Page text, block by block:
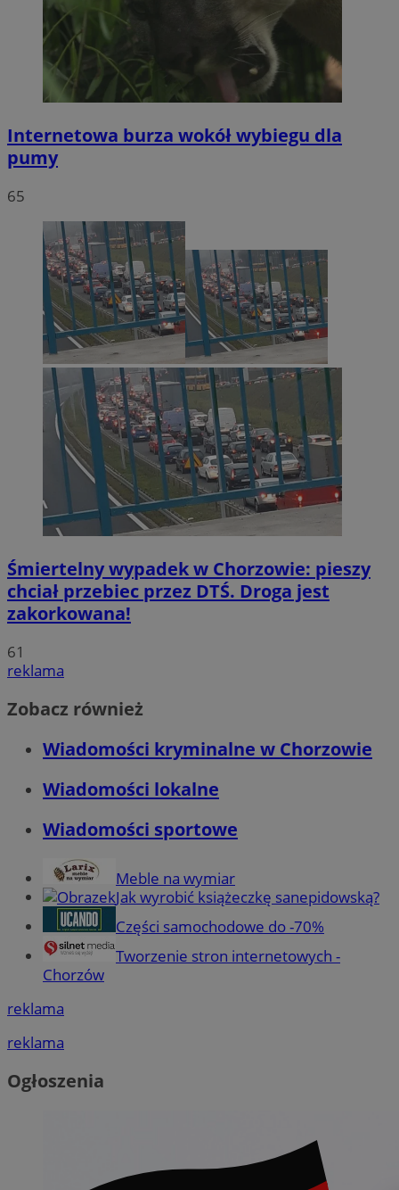
Internetowa burza wokół wybiegu dla
pumy
65
Śmiertelny wypadek w Chorzowie: pieszy
chciał przebiec przez DTŚ. Droga jest
zakorkowana!
61
reklama
Zobacz również
Wiadomości kryminalne w Chorzowie
Wiadomości lokalne
Wiadomości sportowe
Meble na wymiar
Jak wyrobić książeczkę sanepidowską?
Części samochodowe do -70%
Tworzenie stron internetowych -
Chorzów
reklama
reklama
Ogłoszenia